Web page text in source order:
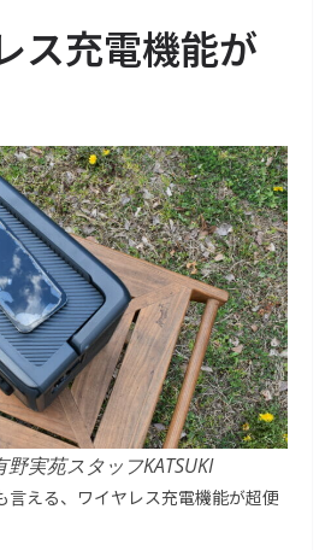
ス充電機能が
実苑スタッフKATSUKI
える、ワイヤレス充電機能が超便